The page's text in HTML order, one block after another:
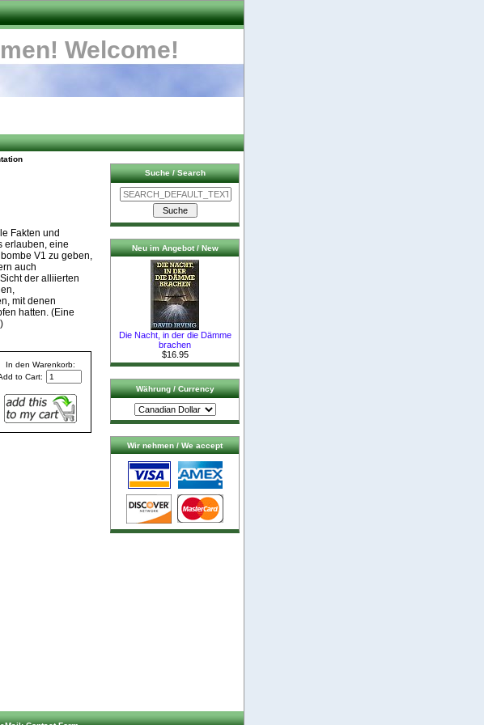
Welcome!
Fakten und
erlauben, eine
V1 zu geben,
auch
der alliierten
mit denen
hatten. (Eine
In den Warenkorb:
to Cart:
Suche / Search
Neu im Angebot / New
Die Nacht, in der die Dämme
brachen
$16.95
Währung / Currency
Wir nehmen / We accept